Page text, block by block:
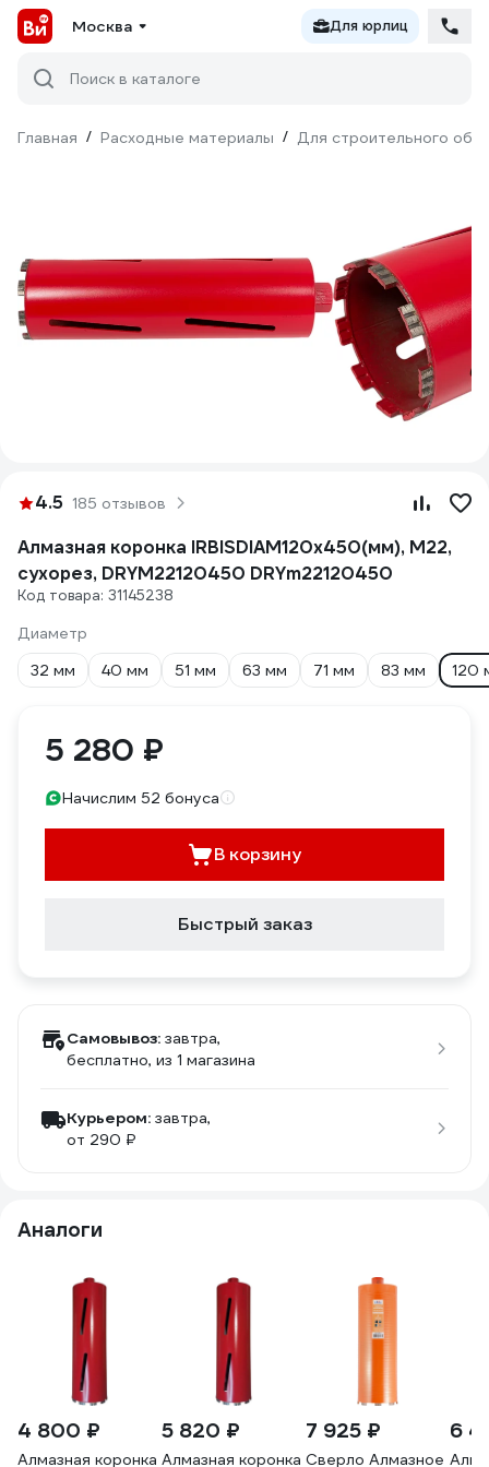
Москва Для юрлиц
Поиск в каталоге
Главная / Расходные материалы / Для строительного
4.5 185 отзывов
Алмазная коронка IRBISDIAM120x450(мм), М22,
сухорез, DRYМ22120450 DRYm22120450
Код товара: 31145238
Диаметр
32 мм
40 мм 51 мм 63 мм 71 мм 83 мм 120
5 280 ₽
Начислим 52 бонуса
В корзину
Быстрый заказ
Самовывоз: завтра,
бесплатно, из 1 магазина
Курьером: завтра,
от 290 ₽
Аналоги
4 800 ₽
Алмазная коронка
5 820 ₽
Алмазная коронка
7 925 ₽
Сверло Алмазное
6